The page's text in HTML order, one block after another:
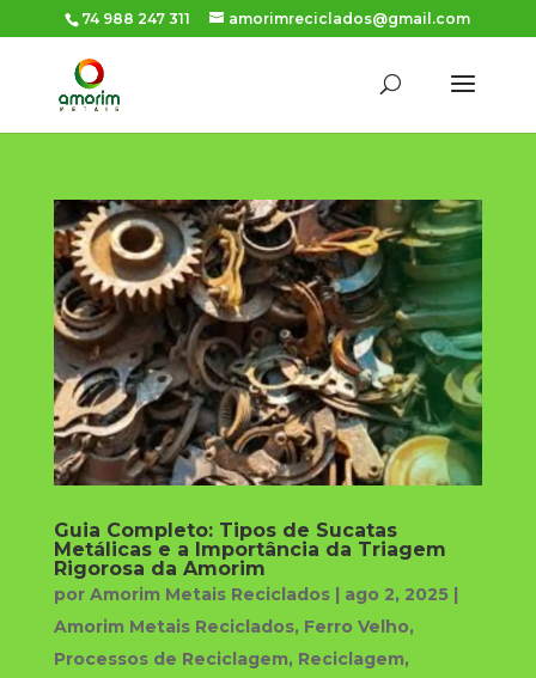
74 988 247 311 amorimreciclados@gmail.com
Guia Completo: Tipos de Sucatas
Metálicas e a Importância da Triagem
Rigorosa da Amorim
por Amorim Metais Reciclados| ago 2, 2025 |
Amorim Metais Reciclados, Ferro Velho,
Processos de Reciclagem, Reciclagem,